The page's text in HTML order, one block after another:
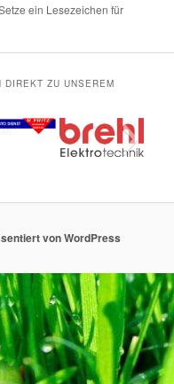
ein Lesezeichen für
ZU UNSEREM
von WordPress